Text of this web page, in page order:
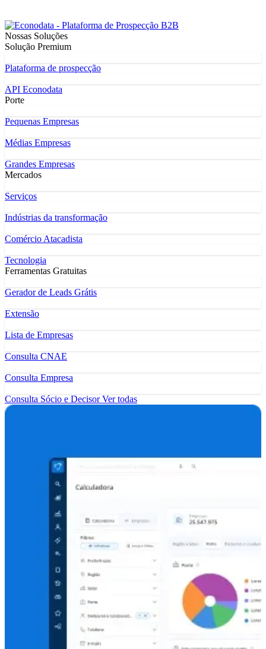
Nossas Soluções
Solução Premium
Plataforma de prospecção
API Econodata
Porte
Pequenas Empresas
Médias Empresas
Grandes Empresas
Mercados
Serviços
Indústrias da transformação
Comércio Atacadista
Tecnologia
Ferramentas Gratuitas
Gerador de Leads Grátis
Extensão
Lista de Empresas
Consulta CNAE
Consulta Empresa
Consulta Sócio e DecisorVer todas